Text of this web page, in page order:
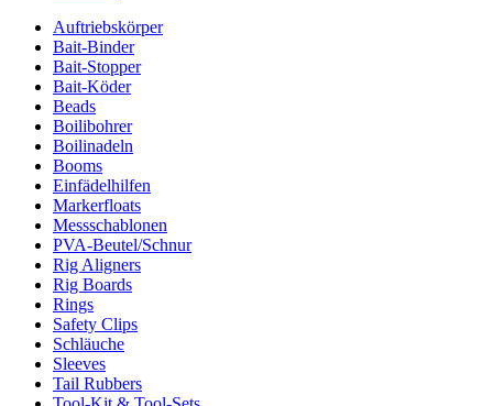
Auftriebskörper
Bait-Binder
Bait-Stopper
Bait-Köder
Beads
Boilibohrer
Boilinadeln
Booms
Einfädelhilfen
Markerfloats
Messschablonen
PVA-Beutel/Schnur
Rig Aligners
Rig Boards
Rings
Safety Clips
Schläuche
Sleeves
Tail Rubbers